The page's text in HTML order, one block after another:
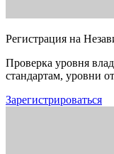
Регистрация на
Проверка уровня
стандартам, уровни
Зарегистрироваться